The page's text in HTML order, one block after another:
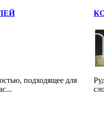
подходящее для